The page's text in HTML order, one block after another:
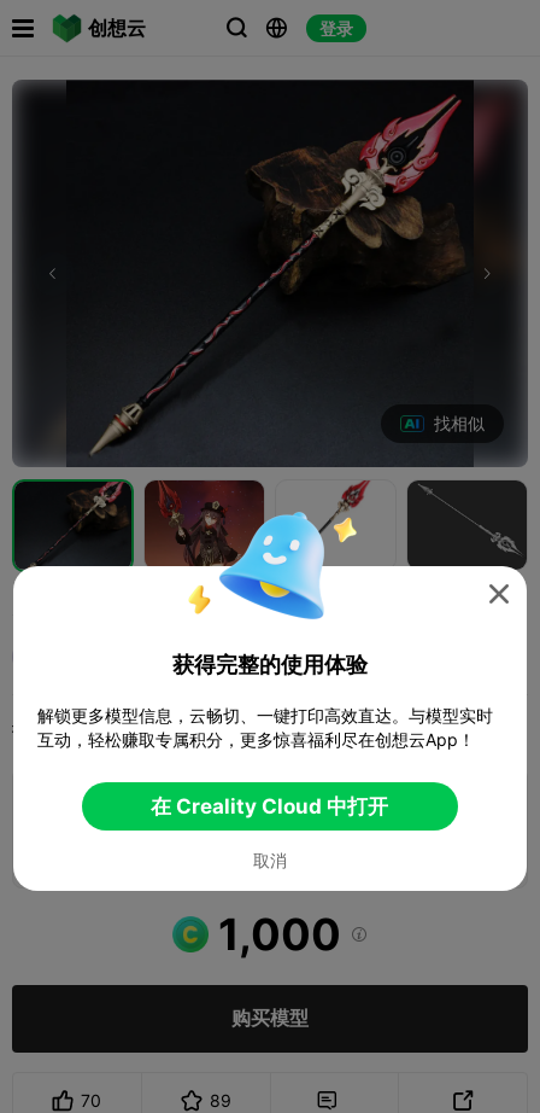
创想云   登录
 
找相似
原神武器护摩之杖
打印配置 添加 3D打印机 其他
 添加打印配置
1,000 
购买模型
70 89  

获得完整的使用体验
解锁更多模型信息，云畅切、一键打印高效直达。与模型实时
互动，轻松赚取专属积分，更多惊喜福利尽在创想云App！
在 Creality Cloud 中打开
取消